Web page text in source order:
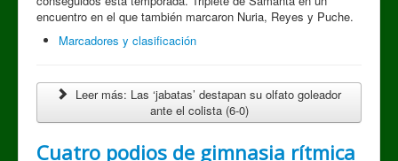
encuentro en el que también marcaron Nuria, Reyes y Puche.
Marcadores y clasificación
Leer más: Las ‘jabatas’ destapan su olfato goleador
ante el colista (6-0)
Cuatro podios de gimnasia rítmica